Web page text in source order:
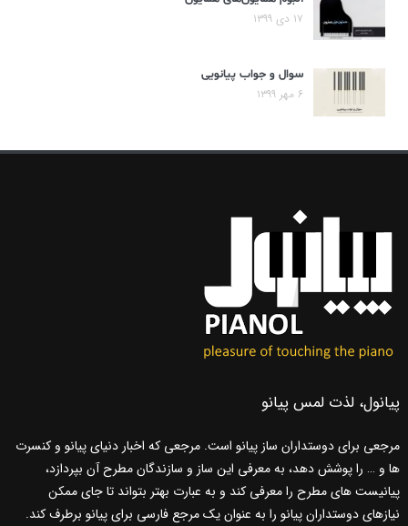
۱۷ دی ۱۳۹۹
سوال و جواب پیانویی
۶ مهر ۱۳۹۹
پیانول، لذت لمس پیانو
مرجعی برای دوستداران ساز پیانو است. مرجعی که اخبار دنیای پیانو و کنسرت
ها و … را پوشش دهد، به معرفی این ساز و سازندگان مطرح آن بپردازد،
پیانیست های مطرح را معرفی کند و به عبارت بهتر بتواند تا جای ممکن
نیازهای دوستداران پیانو را به عنوان یک مرجع فارسی برای پیانو برطرف کند.